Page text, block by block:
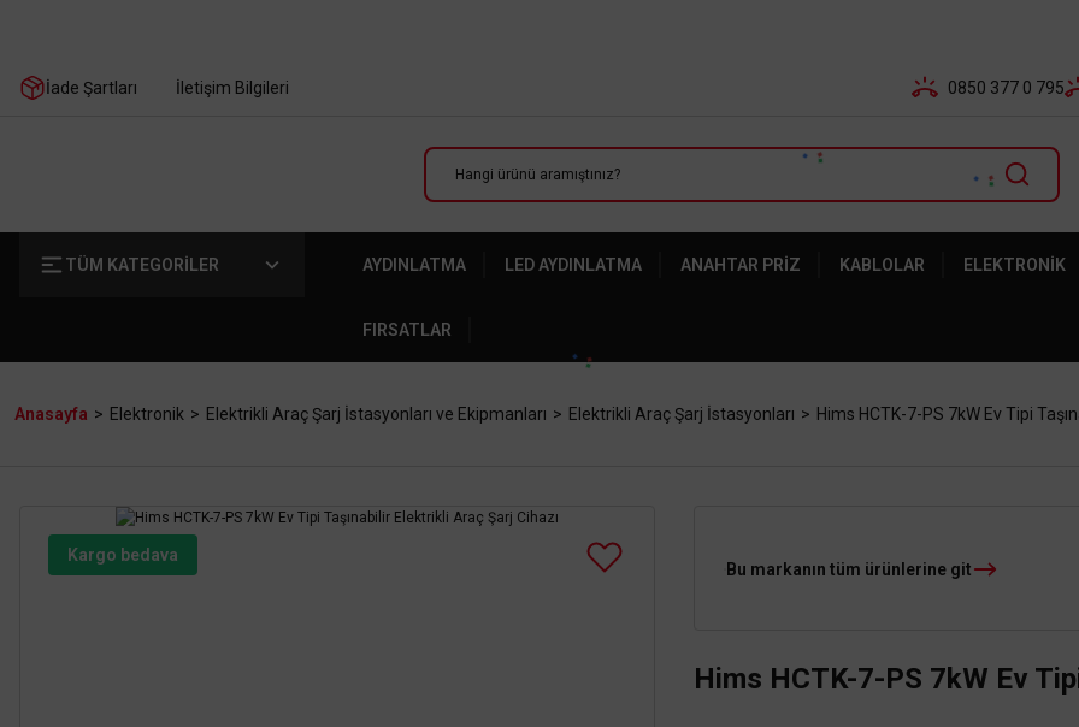
İade Şartları İletişim Bilgileri 0850 377 0 795
TÜM KATEGORİLER AYDINLATMA LED AYDINLATMA ANAHTAR PRIZ KABLOLAR ELEKTRONIK
FIRSATLAR
Anasayfa Elektronik Elektrikli Araç Şarj İstasyonları ve Ekipmanları Elektrikli Araç Şarj İstasyonları Hims HCTK-7-PS 7kW Ev Tipi
Kargo bedava
Bu markanın tüm ürünlerine git
Hims HCTK-7-PS 7kW Ev